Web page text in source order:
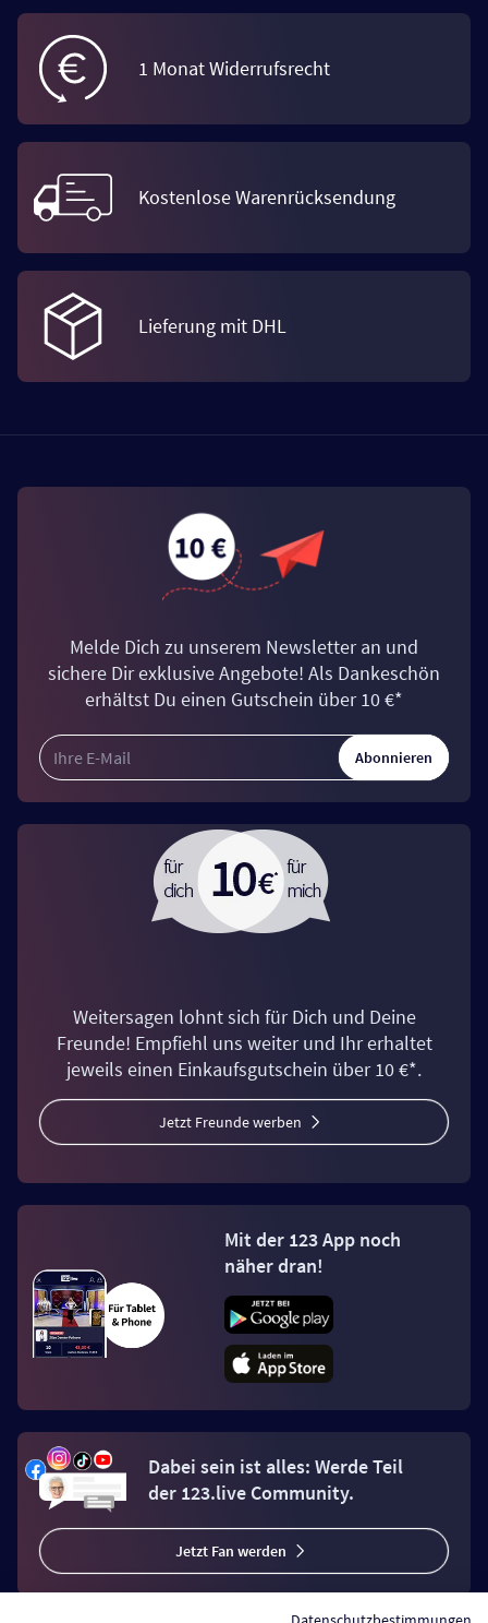
1 Monat Widerrufsrecht
Kostenlose Warenrücksendung
Lieferung mit DHL
Melde Dich zu unserem Newsletter an und
sichere Dir exklusive Angebote! Als Dankeschön
erhältst Du einen Gutschein über 10 €*
Abonnieren
Weitersagen lohnt sich für Dich und Deine
Freunde! Empfiehl uns weiter und Ihr erhaltet
jeweils einen Einkaufsgutschein über 10 €*.
Jetzt Freunde werben
Mit der 123 App noch
näher dran!
Dabei sein ist alles: Werde Teil
der 123.live Community.
Jetzt Fan werden